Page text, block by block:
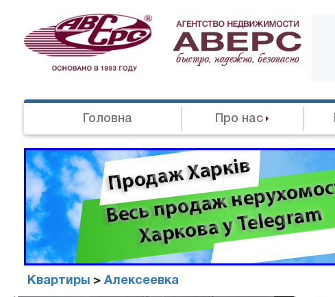
Головна Про нас
Квартиры > Алексеевка